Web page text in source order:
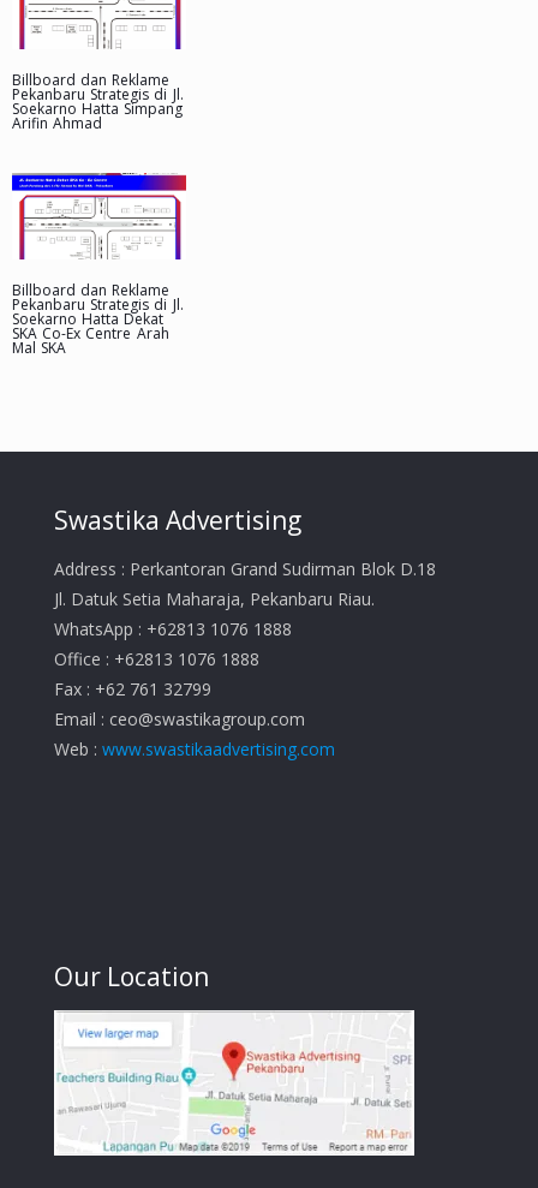
Billboard dan Reklame
Pekanbaru Strategis di Jl.
Soekarno Hatta Simpang
Arifin Ahmad
Billboard dan Reklame
Pekanbaru Strategis di Jl.
Soekarno Hatta Dekat
SKA Co-Ex Centre Arah
Mal SKA
Swastika Advertising
Address : Perkantoran Grand Sudirman Blok D.18
Jl. Datuk Setia Maharaja, Pekanbaru Riau.
WhatsApp : +62813 1076 1888
Office : +62813 1076 1888
Fax : +62 761 32799
Email : ceo@swastikagroup.com
Web : www.swastikaadvertising.com
Our Location